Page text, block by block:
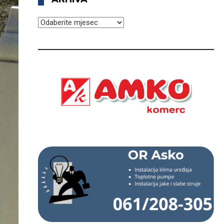
ARHIVA